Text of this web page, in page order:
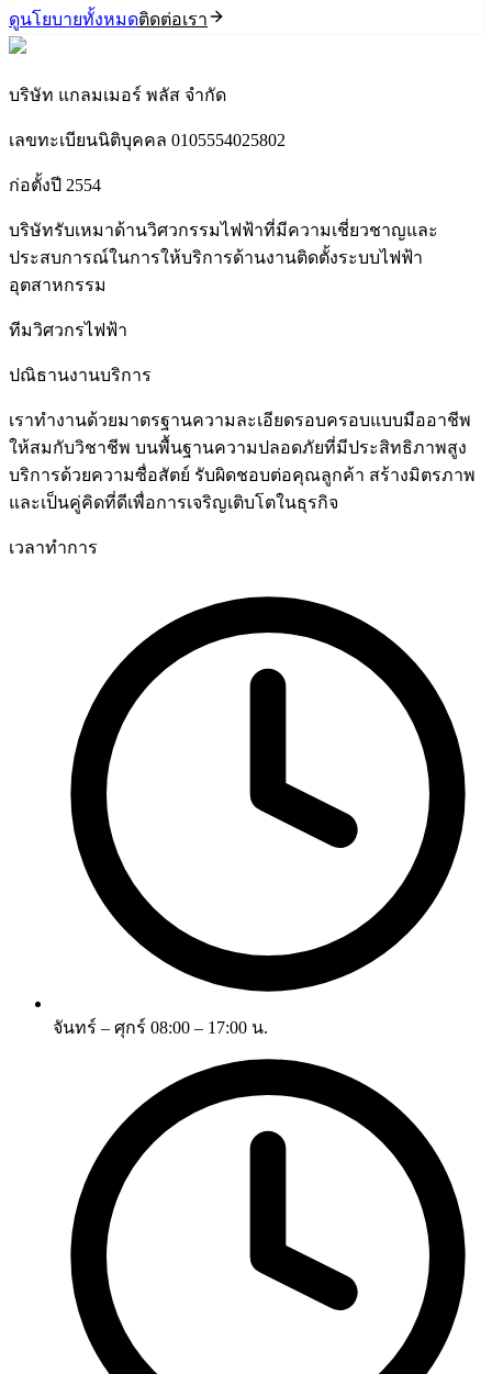
ดูนโยบายทั้งหมดติดต่อเรา
บริษัท แกลมเมอร์ พลัส จำกัด
เลขทะเบียนนิติบุคคล 0105554025802
ก่อตั้งปี 2554
บริษัทรับเหมาด้านวิศวกรรมไฟฟ้าที่มีความเชี่ยวชาญและ
ประสบการณ์ในการให้บริการด้านงานติดตั้งระบบไฟฟ้า
อุตสาหกรรม
ทีมวิศวกรไฟฟ้า
ปณิธานงานบริการ
เราทำงานด้วยมาตรฐานความละเอียดรอบครอบแบบมืออาชีพ
ให้สมกับวิชาชีพ บนพื้นฐานความปลอดภัยที่มีประสิทธิภาพสูง
บริการด้วยความซื่อสัตย์ รับผิดชอบต่อคุณลูกค้า สร้างมิตรภาพ
และเป็นคู่คิดที่ดีเพื่อการเจริญเติบโตในธุรกิจ
เวลาทำการ
จันทร์ – ศุกร์ 08:00 – 17:00 น.